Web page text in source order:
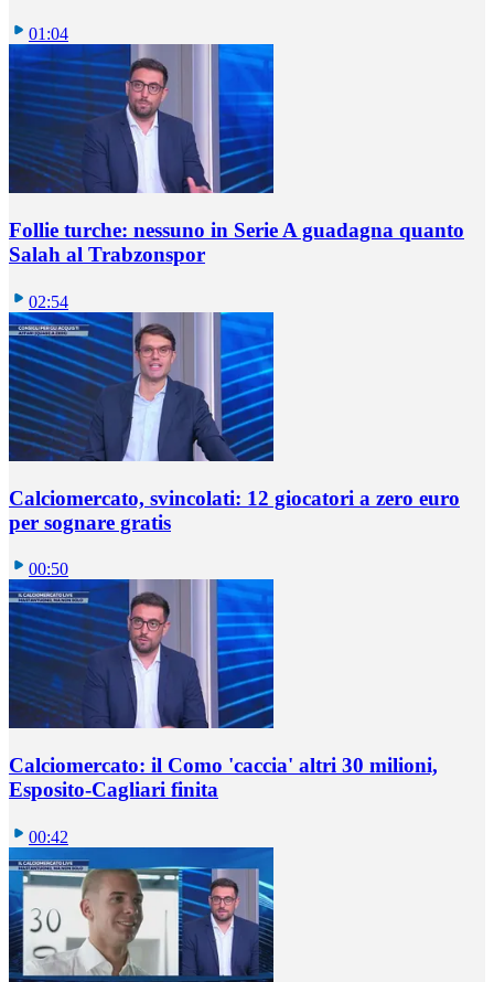
01:04
Follie turche: nessuno in Serie A guadagna quanto
Salah al Trabzonspor
02:54
Calciomercato, svincolati: 12 giocatori a zero euro
per sognare gratis
00:50
Calciomercato: il Como 'caccia' altri 30 milioni,
Esposito-Cagliari finita
00:42